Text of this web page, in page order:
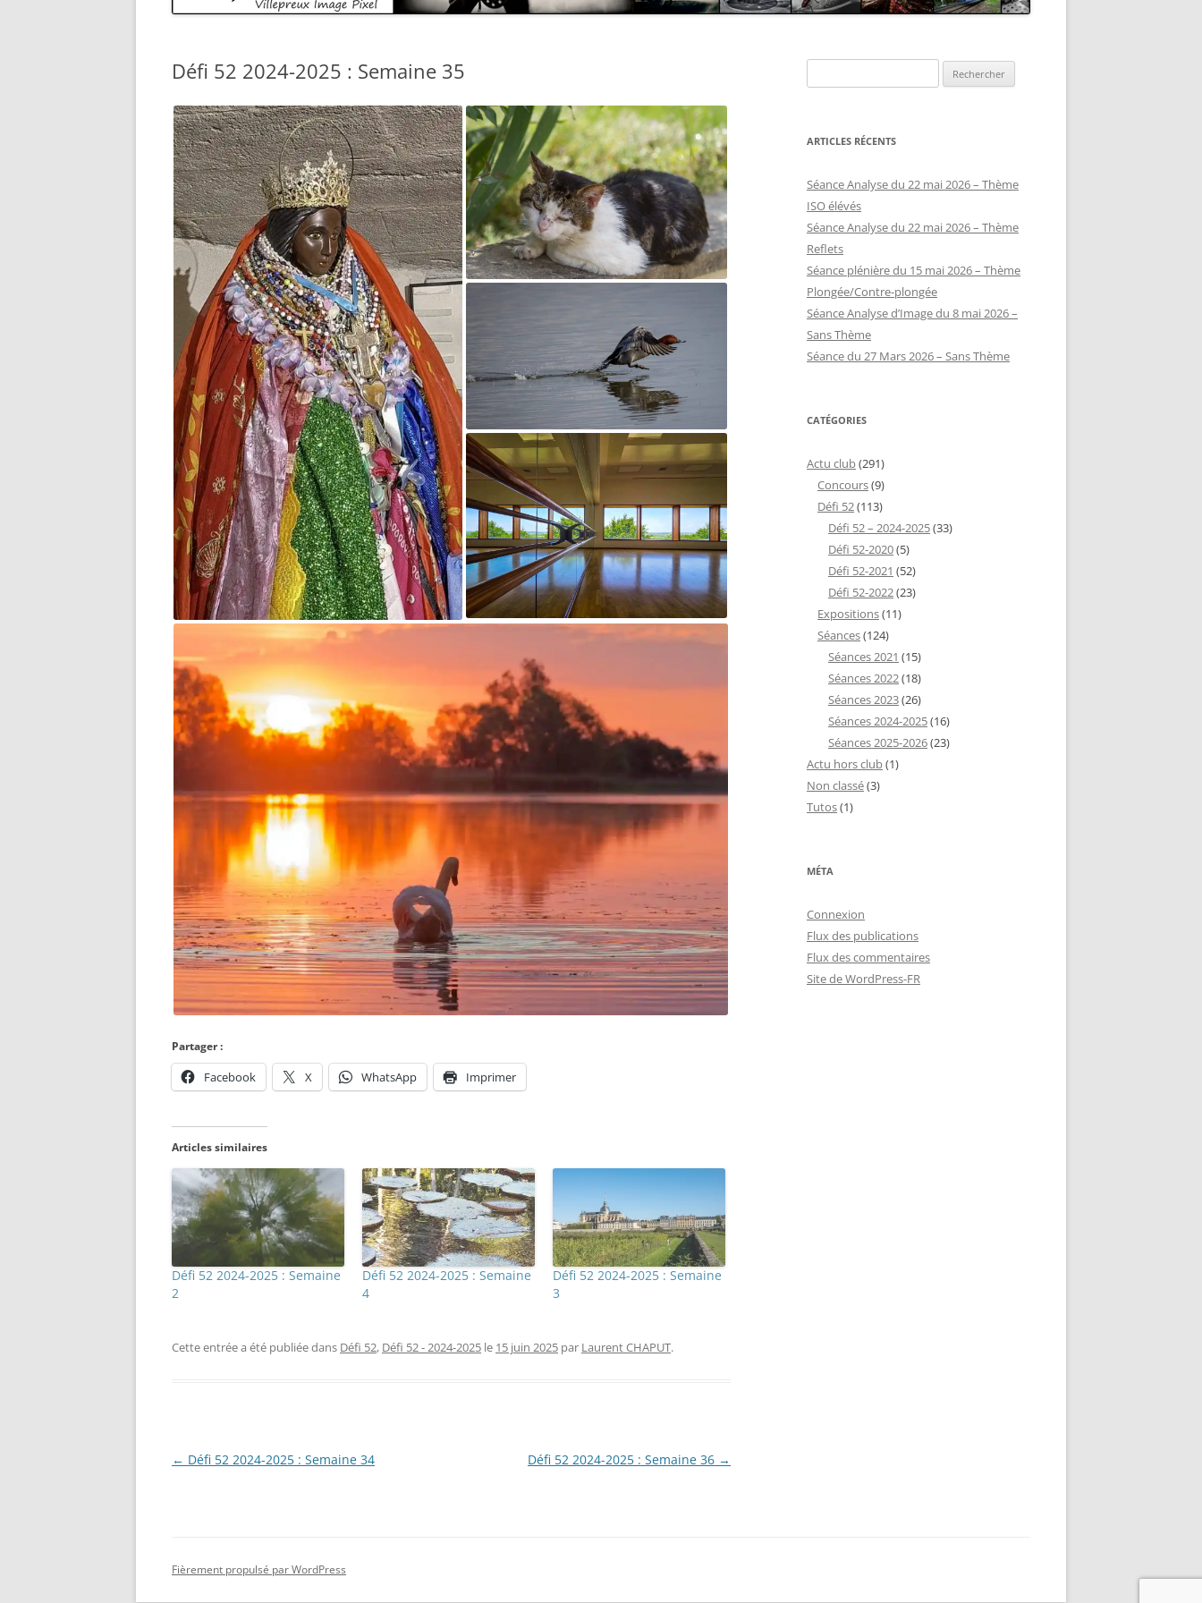
Défi 52 2024-2025 : Semaine 35
Partager :
Facebook X WhatsApp Imprimer
Articles similaires
Défi 52 2024-2025 : Semaine
2
Défi 52 2024-2025 : Semaine
4
Défi 52 2024-2025 : Semaine
3
Cette entrée a été publiée dans Défi 52, Défi 52 - 2024-2025 le 15 juin 2025 par Laurent CHAPUT.
Navigation
← Défi 52 2024-2025 : Semaine 34 Défi 52 2024-2025 : Semaine 36 →
ARTICLES RÉCENTS
Séance Analyse du 22 mai 2026 – Thème
ISO élévés
Séance Analyse du 22 mai 2026 – Thème
Reflets
Séance plénière du 15 mai 2026 – Thème
Plongée/Contre-plongée
Séance Analyse d’Image du 8 mai 2026 –
Sans Thème
Séance du 27 Mars 2026 – Sans Thème
CATÉGORIES
Actu club(291)
Concours(9)
Défi 52(113)
Défi 52 – 2024-2025(33)
Défi 52-2020(5)
Défi 52-2021 (52)
Défi 52-2022(23)
Expositions(11)
Séances(124)
Séances 2021 (15)
Séances 2022(18)
Séances 2023(26)
Séances 2024-2025(16)
Séances 2025-2026(23)
Actu hors club(1)
Non classé(3)
Tutos(1)
MÉTA
Connexion
Flux des publications
Flux des commentaires
Site de WordPress-FR
Fièrement propulsé par WordPress